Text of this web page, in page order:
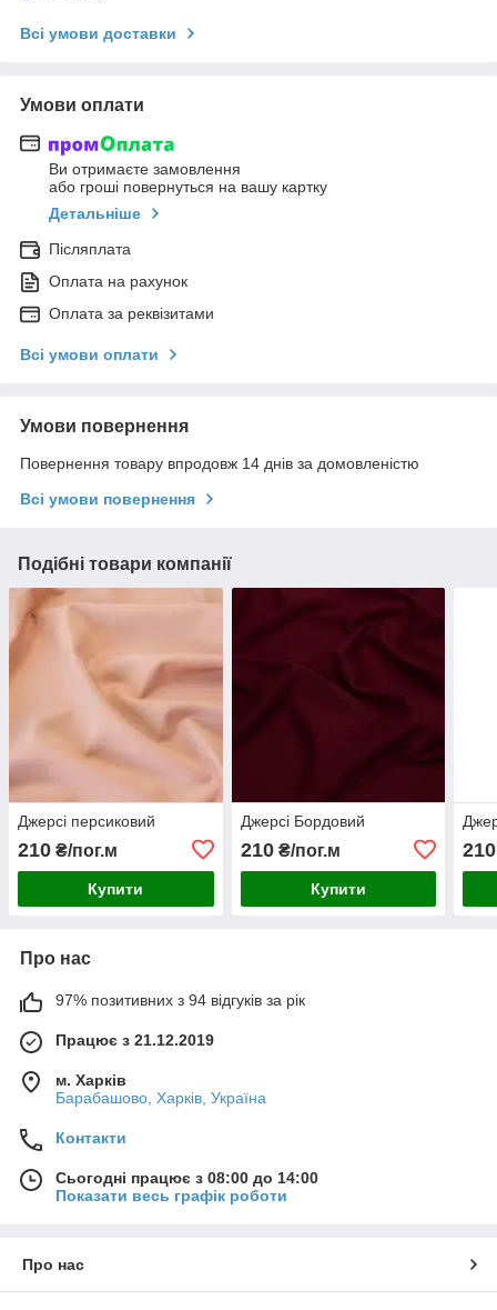
Всі умови доставки
Умови оплати
Ви отримаєте замовлення
або гроші повернуться на вашу картку
Детальніше
Післяплата
Оплата на рахунок
Оплата за реквізитами
Всі умови оплати
Умови повернення
Повернення товару впродовж 14 днів за домовленістю
Всі умови повернення
Подібні товари компанії
Джерсі персиковий
210 ₴/пог.м
Купити
Джерсі Бордовий
210₴/пог.м
Купити
210
Про нас
97% позитивних з 94 відгуків за рік
Працює з 21.12.2019
м. Харків
Барабашово, Харків, Україна
Контакти
Сьогодні працює з 08:00 до 14:00
Показати весь графік роботи
Про нас